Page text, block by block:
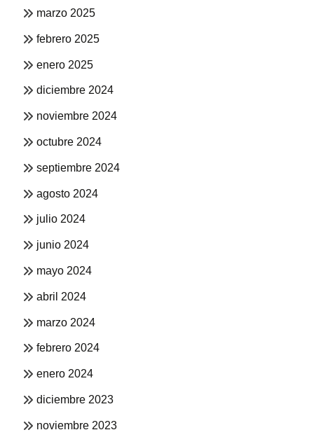
marzo 2025
febrero 2025
enero 2025
diciembre 2024
noviembre 2024
octubre 2024
septiembre 2024
agosto 2024
julio 2024
junio 2024
mayo 2024
abril 2024
marzo 2024
febrero 2024
enero 2024
diciembre 2023
noviembre 2023